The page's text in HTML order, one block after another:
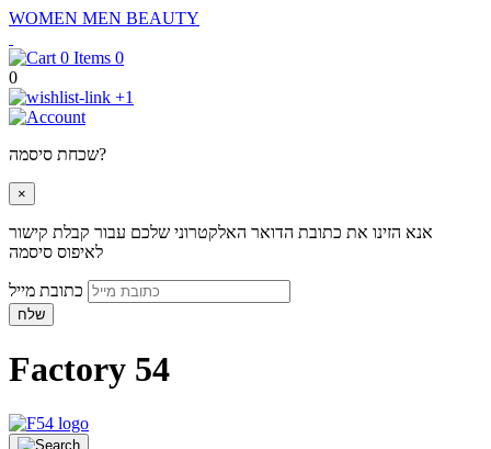
WOMEN MEN BEAUTY
0
0
+1
שכחת סיסמה?
×
אנא הזינו את כתובת הדואר האלקטרוני שלכם עבור קבלת קישור
לאיפוס סיסמה
שלח
Factory 54